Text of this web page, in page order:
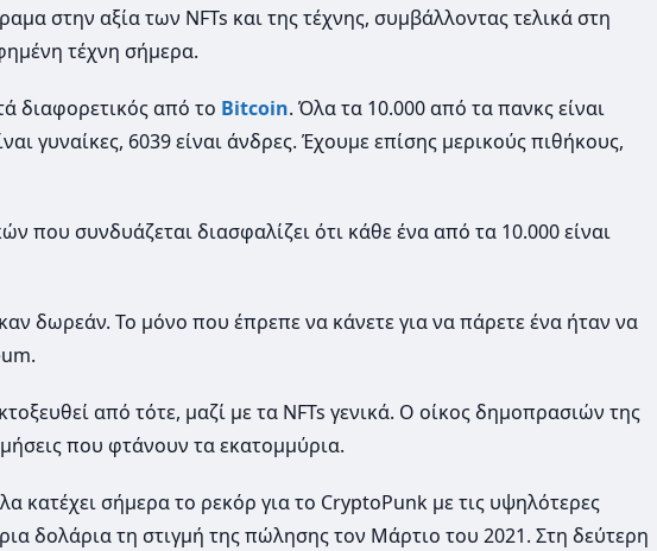
στην αξία των NFTs και της τέχνης, συμβάλλοντας τελικά στη
τέχνη σήμερα.
διαφορετικός από το Bitcoin. Όλα τα 10.000 από τα πανκς είναι
γυναίκες, 6039 είναι άνδρες. Έχουμε επίσης μερικούς πιθήκους,
που συνδυάζεται διασφαλίζει ότι κάθε ένα από τα 10.000 είναι
δωρεάν. Το μόνο που έπρεπε να κάνετε για να πάρετε ένα ήταν να
από τότε, μαζί με τα NFTs γενικά. Ο οίκος δημοπρασιών της
που φτάνουν τα εκατομμύρια.
κατέχει σήμερα το ρεκόρ για το CryptoPunk με τις υψηλότερες
δολάρια τη στιγμή της πώλησης τον Μάρτιο του 2021. Στη δεύτερη